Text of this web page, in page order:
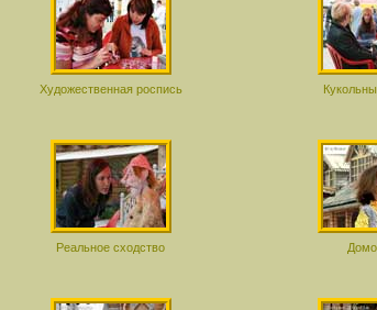
Художественная роспись
Реальное сходство